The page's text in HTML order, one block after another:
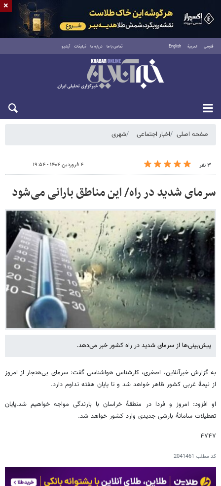
فارسی العربية English تماس با ما درباره ما تبلیغات آرشیو
جمعه ۱۶ مرداد ۱۴۰۵
صفحه اصلی اخبار اجتماعی شهری
۳ نفر ۴ فروردین ۱۴۰۴ - ۱۹:۵۴
سرمای شدید در راه/ این مناطق بارانی می‌شود
پیش‌بینی‌ها از سرمای شدید در راه کشور خبر می‌دهد.
به گزارش خبرآنلاین، اصغری، کارشناس هواشناسی گفت: سرمای بی‌هنجار از امروز
از نیمۀ غربی کشور ظاهر خواهد شد و تا پایان هفته تداوم دارد.
او افزود: امروز و فردا در منطقۀ خراسان با بارندگی مواجه خواهیم شد.پایان
تعطیلات سامانۀ بارشی جدیدی وارد کشور خواهد شد.
۴٧۴٧
کد مطلب 2041461
×